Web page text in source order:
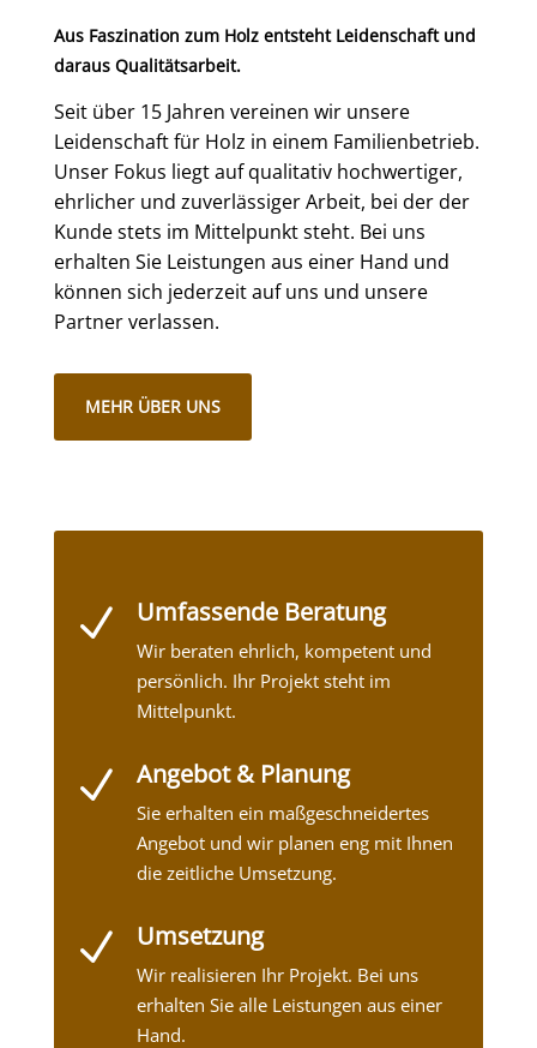
Aus Faszination zum Holz entsteht Leidenschaft und
daraus Qualitätsarbeit.
Seit über 15 Jahren vereinen wir unsere
Leidenschaft für Holz in einem Familienbetrieb.
Unser Fokus liegt auf qualitativ hochwertiger,
ehrlicher und zuverlässiger Arbeit, bei der der
Kunde stets im Mittelpunkt steht. Bei uns
erhalten Sie Leistungen aus einer Hand und
können sich jederzeit auf uns und unsere
Partner verlassen.
MEHR ÜBER UNS
N Umfassende Beratung
Wir beraten ehrlich, kompetent und
persönlich. Ihr Projekt steht im
Mittelpunkt.
N Angebot & Planung
Sie erhalten ein maßgeschneidertes
Angebot und wir planen eng mit Ihnen
die zeitliche Umsetzung.
N Umsetzung
Wir realisieren Ihr Projekt. Bei uns
erhalten Sie alle Leistungen aus einer
Hand.